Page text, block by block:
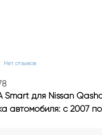
Нет отзывов
Smart для Nissan
автомобиля: с 2007 по